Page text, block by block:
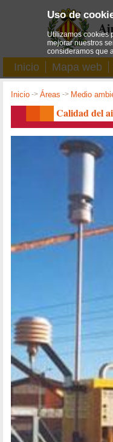
Inicio Mapa web
Inicio ->Áreas -> Medio
Calidad del
Uso de
Utilizamos cookies
mejorar nuestros
consideramos que